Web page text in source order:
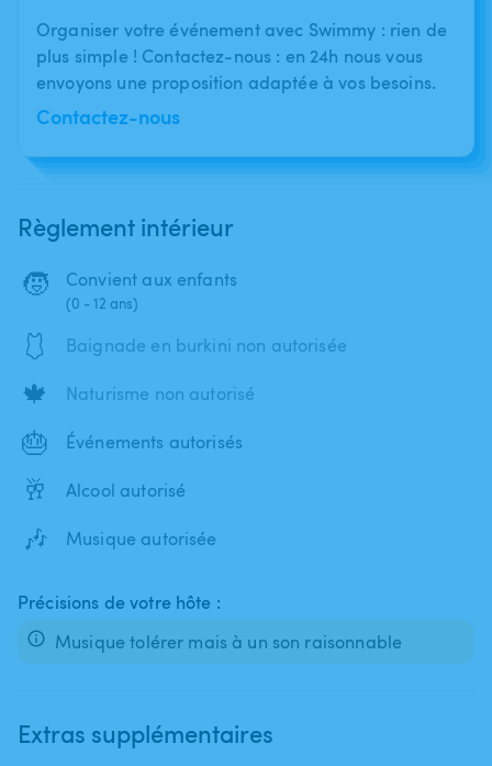
Organiser votre événement avec Swimmy : rien de
plus simple ! Contactez-nous : en 24h nous vous
envoyons une proposition adaptée à vos besoins.
Contactez-nous
Règlement intérieur
🧒 Convient aux enfants
(0 - 12 ans)
🩱 Baignade en burkini non autorisée
🍁 Naturisme non autorisé
🎂 Événements autorisés
🥂 Alcool autorisé
🎶 Musique autorisée
Précisions de votre hôte :
Musique tolérer mais à un son raisonnable
Extras supplémentaires